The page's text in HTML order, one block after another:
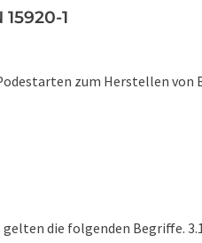
1
zum Herstellen
gelten die folgenden Begriffe.